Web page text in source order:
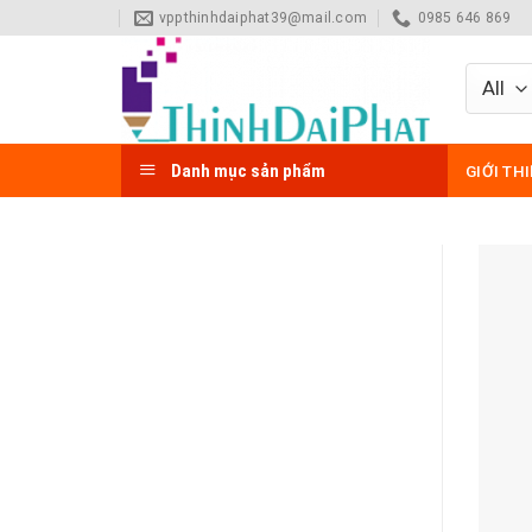
to
vppthinhdaiphat39@mail.com 0985 646 869
Danh mục sản phẩm GIỚI